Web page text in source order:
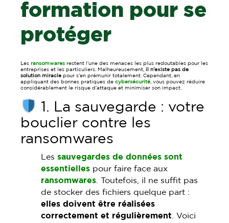
formation pour se
protéger
Lesransomwares restent l’une des menaces les plus redoutables pour les
entreprises et les particuliers. Malheureusement,il n’existe pas de
solution miracle pour s’en prémunir totalement. Cependant, en
appliquant des bonnes pratiques decybersécurité, vous pouvez réduire
considérablement le risque d’attaque et minimiser son impact.
1. La sauvegarde : votre
bouclier contre les
ransomwares
Lessauvegardes de données sont
essentielles pour faire face aux
ransomwares. Toutefois, il ne suffit pas
de stocker des fichiers quelque part :
elles doivent être réalisées
correctement et régulièrement. Voici